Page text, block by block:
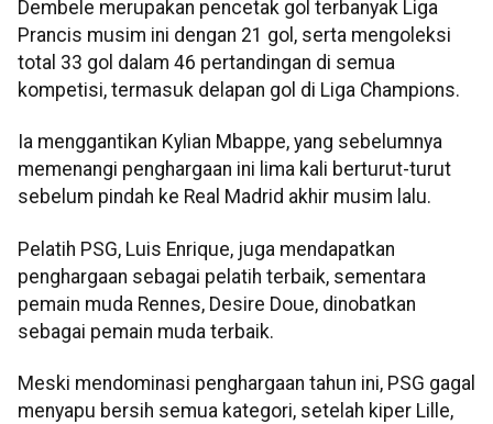
Dembele merupakan pencetak gol terbanyak Liga
Prancis musim ini dengan 21 gol, serta mengoleksi
total 33 gol dalam 46 pertandingan di semua
kompetisi, termasuk delapan gol di Liga Champions.
Ia menggantikan Kylian Mbappe, yang sebelumnya
memenangi penghargaan ini lima kali berturut-turut
sebelum pindah ke Real Madrid akhir musim lalu.
Pelatih PSG, Luis Enrique, juga mendapatkan
penghargaan sebagai pelatih terbaik, sementara
pemain muda Rennes, Desire Doue, dinobatkan
sebagai pemain muda terbaik.
Meski mendominasi penghargaan tahun ini, PSG gagal
menyapu bersih semua kategori, setelah kiper Lille,